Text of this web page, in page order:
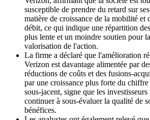
susceptible de prendre du retard sur
matière de croissance de la mobilité et
débit, ce qui indique une répartition
plus lente et un moindre soutien pour la
valorisation de l'action.
La firme a déclaré que l'amélioration
Verizon est davantage alimentée par
réductions de coûts et des fusions-
par une croissance plus forte du
sous-jacent, signe que les
continuer à sous-évaluer la qualité de
bénéfices.